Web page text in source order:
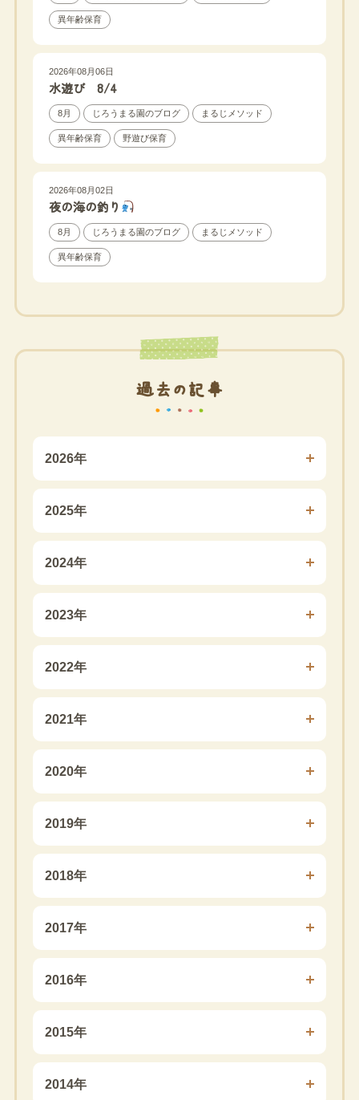
異年齢保育
2026年08月06日
水遊び 8/4
8月 じろうまる園のブログ まるじメソッド
異年齢保育 野遊び保育
2026年08月02日
夜の海の釣り
8月 じろうまる園のブログ まるじメソッド
異年齢保育
過去の記事
2026年
2025年
2024年
2023年
2022年
2021年
2020年
2019年
2018年
2017年
2016年
2015年
2014年